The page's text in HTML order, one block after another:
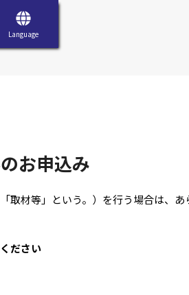
Language
お申込み
取材等」という。）を行う場合は、
ださい